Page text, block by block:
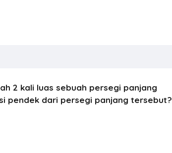
2 kali luas sebuah persegi panjang
pendek dari persegi panjang tersebut?